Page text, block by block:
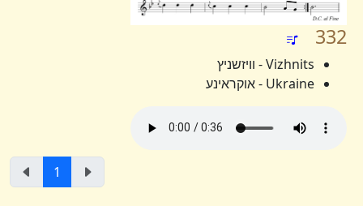
332
Vizhnits - וויזשניץ
Ukraine - אוקראינע